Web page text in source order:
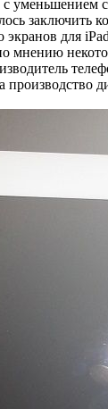
с уменьшением
заключить
экранов для
мнению
производство